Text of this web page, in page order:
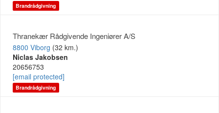
Brandrådgivning
Thranekær Rådgivende Ingeniører A/S
8800 Viborg (32 km.)
Niclas Jakobsen
20656753
[email protected]
Brandrådgivning